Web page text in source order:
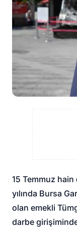
15 Temmuz hain
yılında Bursa
olan emekli
darbe